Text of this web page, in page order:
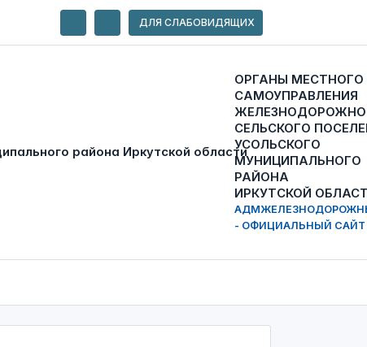
ДЛЯ СЛАБОВИДЯЩИХ
ОРГАНЫ МЕСТНОГО
САМОУПРАВЛЕНИЯ
СЕЛЬСКОГО
УСОЛЬСКОГО
МУНИЦИПАЛЬНОГО
РАЙОНА
ИРКУТСКОЙ
- ОФИЦИАЛЬНЫЙ САЙТ